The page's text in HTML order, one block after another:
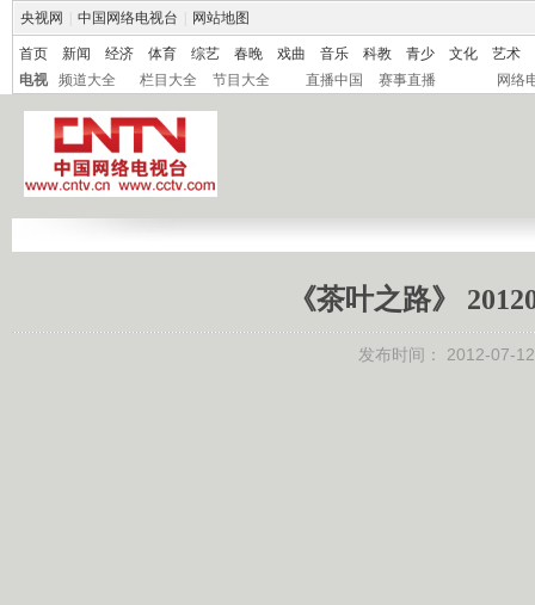
央视网 中国网络电视台 网站地图
首页 新闻 经济 体育 综艺 春晚 戏曲 音乐 科教 青少 文化
艺术
电视
频道大全 栏目大全 节目大全 直播中国 赛事直播 网络
《茶叶之路》
发布时间： 2012-07-